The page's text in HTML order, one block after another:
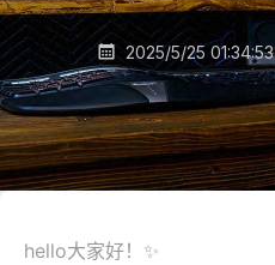
 2025/5/25 01:34:53
hello大家好！✨